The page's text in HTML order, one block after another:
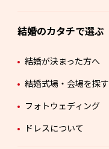
結婚のカタチで選ぶ
結婚が決まった方へ
結婚式場・会場を探す
フォトウェディング
ドレスについて